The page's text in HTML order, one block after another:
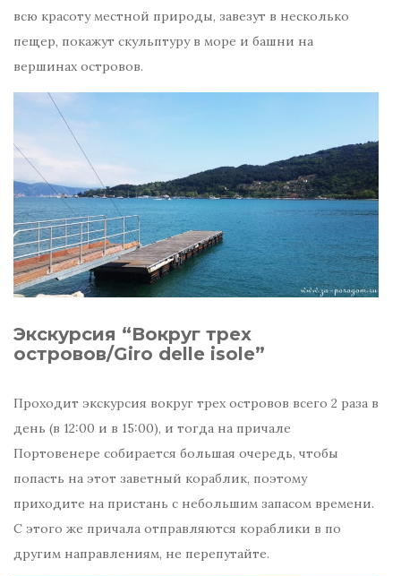
всю красоту местной природы, завезут в несколько
пещер, покажут скульптуру в море и башни на
вершинах островов.
Экскурсия “Вокруг трех
островов/Giro delle isole”
Проходит экскурсия вокруг трех островов всего 2 раза в
день (в 12:00 и в 15:00), и тогда на причале
Портовенере собирается большая очередь, чтобы
попасть на этот заветный кораблик, поэтому
приходите на пристань с небольшим запасом времени.
С этого же причала отправляются кораблики в по
другим направлениям, не перепутайте.